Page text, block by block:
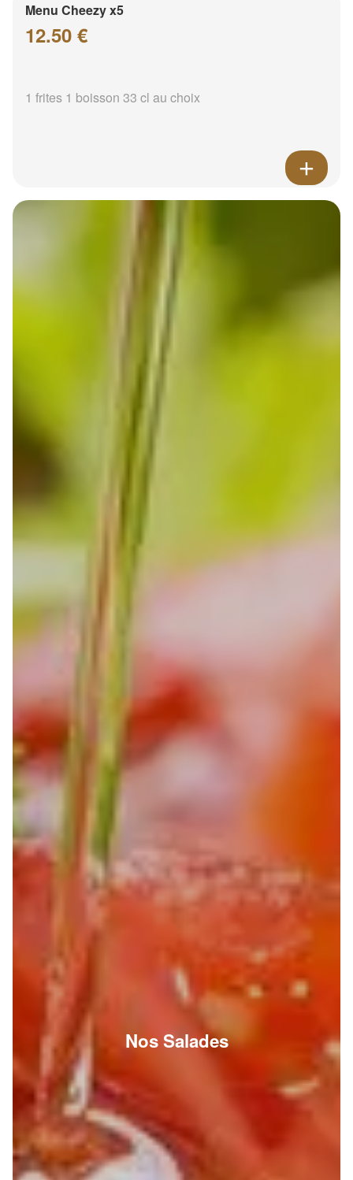
Menu Cheezy x5
12.50 €
1 frites 1 boisson 33 cl au choix
Nos Salades